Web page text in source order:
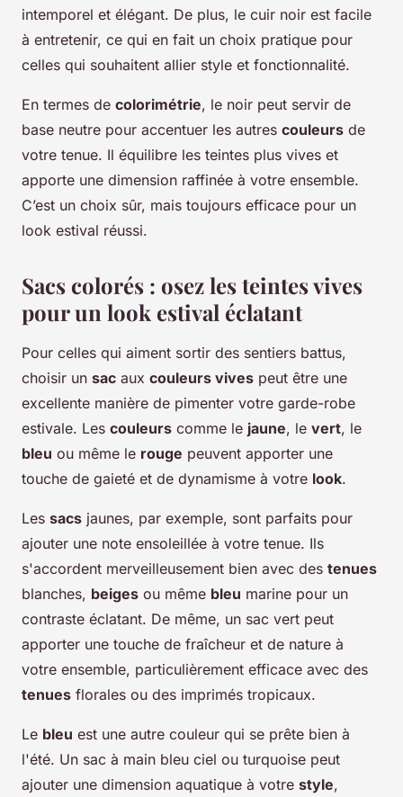
intemporel et élégant. De plus, le cuir noir est facile
à entretenir, ce qui en fait un choix pratique pour
celles qui souhaitent allier style et fonctionnalité.
En termes de colorimétrie, le noir peut servir de
base neutre pour accentuer les autres couleurs de
votre tenue. Il équilibre les teintes plus vives et
apporte une dimension raffinée à votre ensemble.
C’est un choix sûr, mais toujours efficace pour un
look estival réussi.
Sacs colorés : osez les teintes vives
pour un look estival éclatant
Pour celles qui aiment sortir des sentiers battus,
choisir un sac aux couleurs vives peut être une
excellente manière de pimenter votre garde-robe
estivale. Les couleurs comme le jaune, le vert, le
bleu ou même le rouge peuvent apporter une
touche de gaieté et de dynamisme à votre look.
Les sacs jaunes, par exemple, sont parfaits pour
ajouter une note ensoleillée à votre tenue. Ils
s'accordent merveilleusement bien avec des tenues
blanches, beiges ou même bleu marine pour un
contraste éclatant. De même, un sac vert peut
apporter une touche de fraîcheur et de nature à
votre ensemble, particulièrement efficace avec des
tenues florales ou des imprimés tropicaux.
Le bleu est une autre couleur qui se prête bien à
l'été. Un sac à main bleu ciel ou turquoise peut
ajouter une dimension aquatique à votre style,